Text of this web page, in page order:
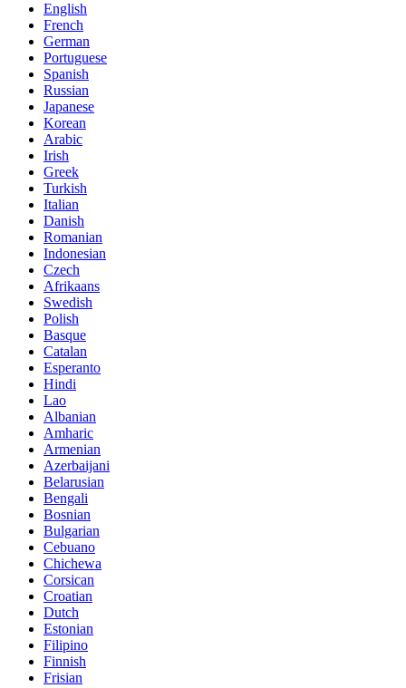
English
French
German
Portuguese
Spanish
Russian
Japanese
Korean
Arabic
Irish
Greek
Turkish
Italian
Danish
Romanian
Indonesian
Czech
Afrikaans
Swedish
Polish
Basque
Catalan
Esperanto
Hindi
Lao
Albanian
Amharic
Armenian
Azerbaijani
Belarusian
Bengali
Bosnian
Bulgarian
Cebuano
Chichewa
Corsican
Croatian
Dutch
Estonian
Filipino
Finnish
Frisian